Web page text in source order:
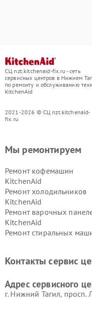
СЦ nzt.kitchenaid-fix.ru - сеть
сервисных центров в Нижнем
по ремонту и обслуживанию
KitchenAid
2021-2026 © СЦ nzt.kitchenaid-
fix.ru
Мы ремонтируем
Ремонт кофемашин
KitchenAid
Ремонт холодильников
KitchenAid
Ремонт варочных
KitchenAid
Ремонт стиральных
Контакты сервис
Адрес сервисного
г. Нижний Тагил, просп.